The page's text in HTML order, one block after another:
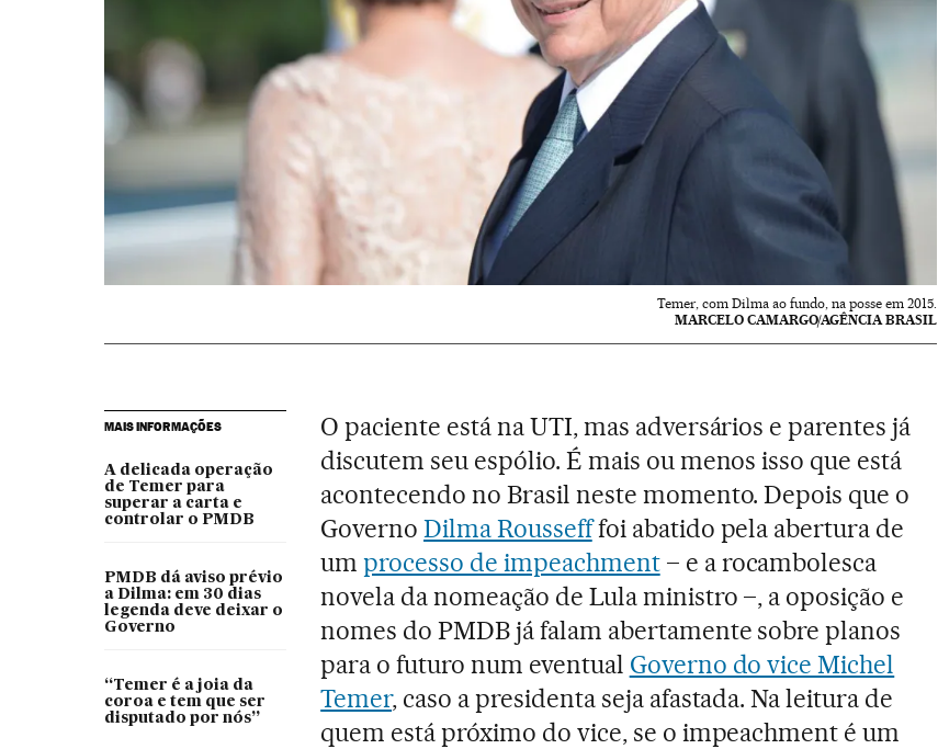
Temer, com Dilma ao fundo, na posse em 2015.
MARCELO CAMARGO/AGÊNCIA BRASIL
MAIS INFORMAÇÕES
A delicada operação
de Temer para
superar a carta e
controlar o PMDB
PMDB dá aviso prévio
a Dilma: em 30 dias
legenda deve deixar o
Governo
“Temer é a joia da
coroa e tem que ser
disputado por nós”
O paciente está na UTI, mas adversários e parentes já
discutem seu espólio. É mais ou menos isso que está
acontecendo no Brasil neste momento. Depois que o
GovernoDilma Roussefffoi abatido pela abertura de
umprocesso de impeachment– e a rocambolesca
novela da nomeação de Lula ministro –, a oposição e
nomes do PMDB já falam abertamente sobre planos
para o futuro num eventual Governo do vice Michel
Temer, caso a presidenta seja afastada. Na leitura de
quem está próximo do vice, se o impeachment é um